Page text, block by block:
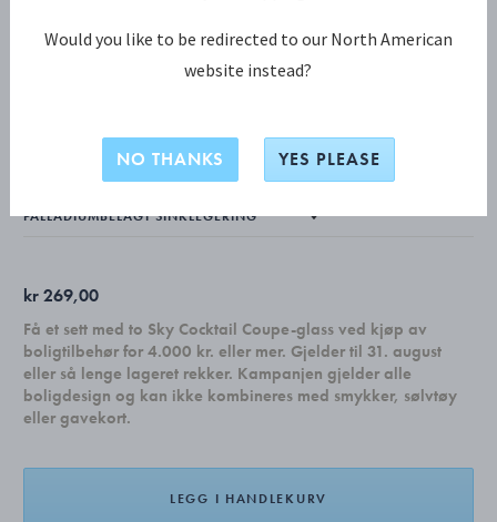
2024 Lysestake, måne
kr 269,00
Få et sett med to Sky Cocktail Coupe-glass ved kjøp av
boligtilbehør for 4.000 kr. eller mer. Gjelder til 31. august
eller så lenge lageret rekker. Kampanjen gjelder alle
boligdesign og kan ikke kombineres med smykker, sølvtøy
eller gavekort.
LEGG I HANDLEKURV
Would you like to be redirected to our North American
website instead?
NO THANKS YES PLEASE